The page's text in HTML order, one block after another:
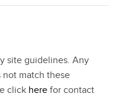
site guidelines. Any
not match these
click here for contact